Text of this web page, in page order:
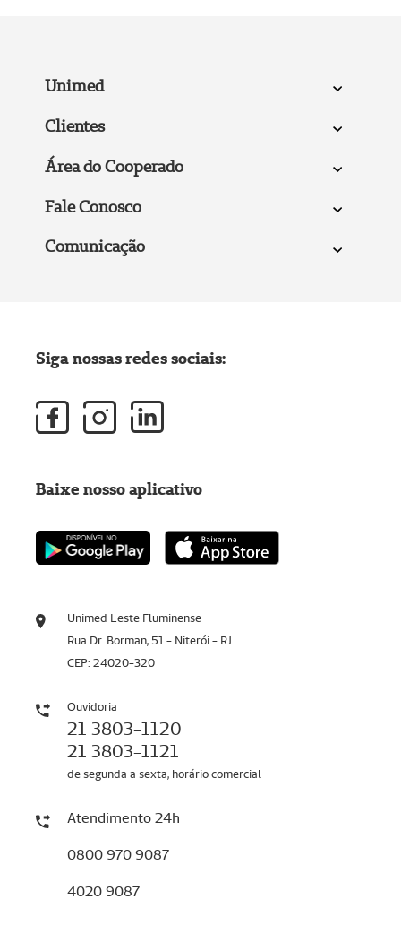
Unimed
Clientes
Área do Cooperado
Fale Conosco
Comunicação
Unimed Leste Fluminense
Rua Dr. Borman, 51 - Niterói - RJ
CEP: 24020-320
Ouvidoria
21 3803-1120
21 3803-1121
de segunda a sexta, horário comercial
Atendimento 24h
0800 970 9087
4020 9087
Siga nossas redes sociais:
Baixe nosso aplicativo